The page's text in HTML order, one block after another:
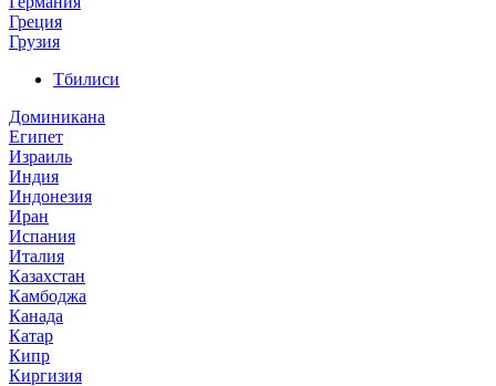
Греция
Грузия
Тбилиси
Доминикана
Египет
Израиль
Индия
Индонезия
Иран
Испания
Италия
Казахстан
Камбоджа
Канада
Катар
Кипр
Киргизия